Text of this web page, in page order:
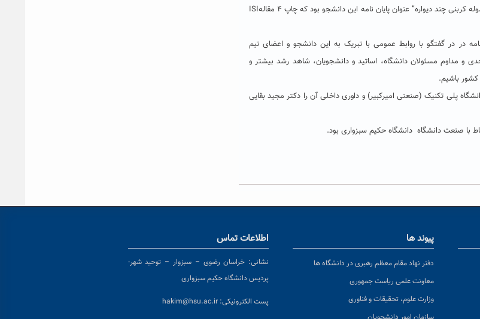
“سنتز، مشخصه یابی و بررسی ویژگی های الکتریکی نانوکامپوزیت پلیمر رسانا/ نانولوله کربنی چند دیواره” عنوان پایان نامه این دانشجو بود که چاپ ۴ مقالهISI
در در گفتگو با روابط عمومی با تبریک به این دانشجو و اعضای تیم
و مداوم مسئولان دانشگاه، اساتید و دانشجویان، شاهد رشد بیشتر و
باشیم.
پلی تکنیک (صنعتی امیرکبیر) و داوری داخلی آن را دکتر مجید بقایی
با صنعت دانشگاه دانشگاه حکیم سبزواری بود.
پیوند ها
دفتر نهاد مقام معظم رهبری در دانشگاه ها
معاونت علمی ریاست جمهوری
وزارت علوم، تحقیقات و فناوری
اطلاعات تماس
نشانی: خراسان رضوی – سبزوار – توحید شهر-
پردیس دانشگاه حکیم سبزواری
پست الکترونیکی: hakim@hsu.ac.ir